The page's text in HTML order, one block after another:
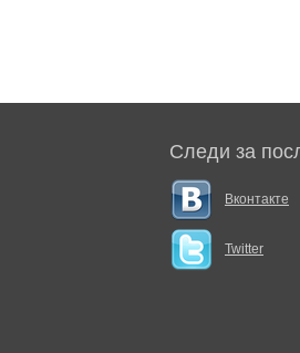
Следи за
Вконтакте
Twitter